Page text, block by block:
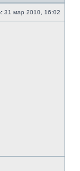
31 мар 2010, 16:02